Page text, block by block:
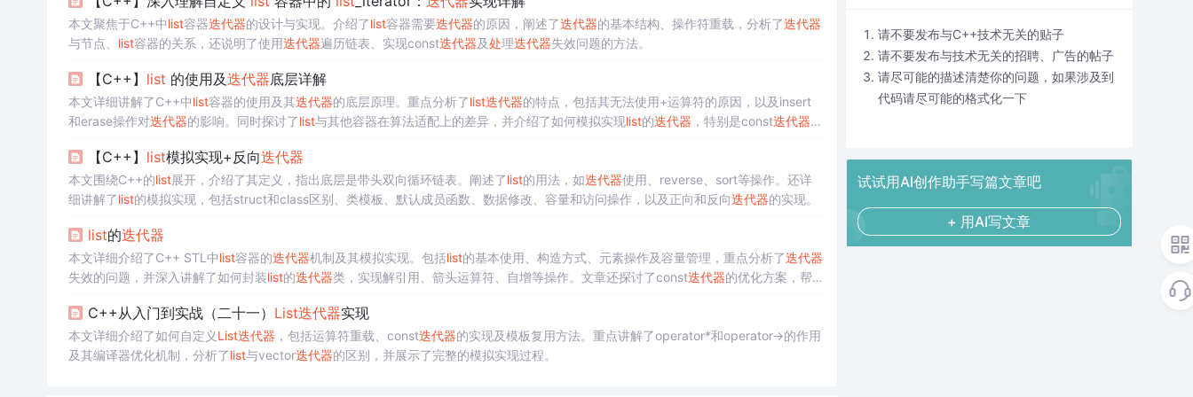
本文聚焦于C++中list容器迭代器的设计与实现。介绍了list容器需要迭代器的原因，阐述了迭代器的基本结构、操作符重载，分析了迭代器
与节点、 list容器的关系，还说明了使用迭代器遍历链表、实现const迭代器及处理迭代器失效问题的方法。
【C++】 list 的使用及迭代器底层详解
本文详细讲解了C++中list容器的使用及其迭代器的底层原理。重点分析了list迭代器的特点，包括其无法使用+运算符的原因，以及insert
和erase操作对迭代器的影响。同时探讨了list与其他容器在算法适配上的差异，并介绍了如何模拟实现list的迭代器 ，特别是const迭代器的
【C++】 list模拟实现+反向迭代器
本文围绕C++的list展开，介绍了其定义，指出底层是带头双向循环链表。阐述了list的用法，如迭代器使用、reverse、sort等操作。还详
细讲解了list的模拟实现，包括struct和class区别、类模板、默认成员函数、数据修改、容量和访问操作，以及正向和反向迭代器的实现。
list的迭代器
本文详细介绍了C++ STL中list容器的迭代器机制及其模拟实现。包括list的基本使用、构造方式、元素操作及容量管理，重点分析了迭代器
失效的问题，并深入讲解了如何封装list的迭代器类，实现解引用、箭头运算符、自增等操作。文章还探讨了const迭代器的优化方案，帮
C++从入门到实战（二十一） List迭代器实现
本文详细介绍了如何自定义List迭代器 ，包括运算符重载、const迭代器的实现及模板复用方法。重点讲解了operator*和operator->的作用
及其编译器优化机制，分析了list与vector迭代器的区别，并展示了完整的模拟实现过程。
请不要发布与C++技术无关的贴子
请不要发布与技术无关的招聘、广告的帖子
请尽可能的描述清楚你的问题，如果涉及到
代码请尽可能的格式化一下
试试用AI创作助手写篇文章吧
+ 用AI写文章